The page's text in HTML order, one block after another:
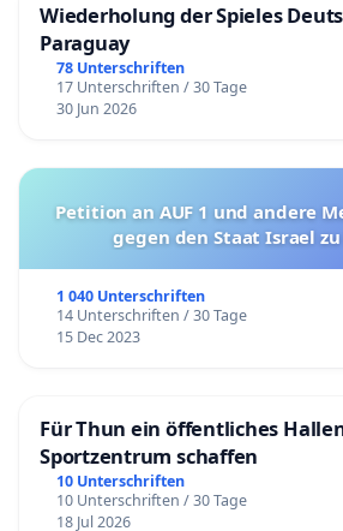
Wiederholung der Spieles
Paraguay
78 Unterschriften
17 Unterschriften / 30 Tage
30 Jun 2026
Petition an AUF 1 und andere
gegen den Staat Israel
1 040 Unterschriften
14 Unterschriften / 30 Tage
15 Dec 2023
Für Thun ein öffentliches
Sportzentrum schaffen
10 Unterschriften
10 Unterschriften / 30 Tage
18 Jul 2026